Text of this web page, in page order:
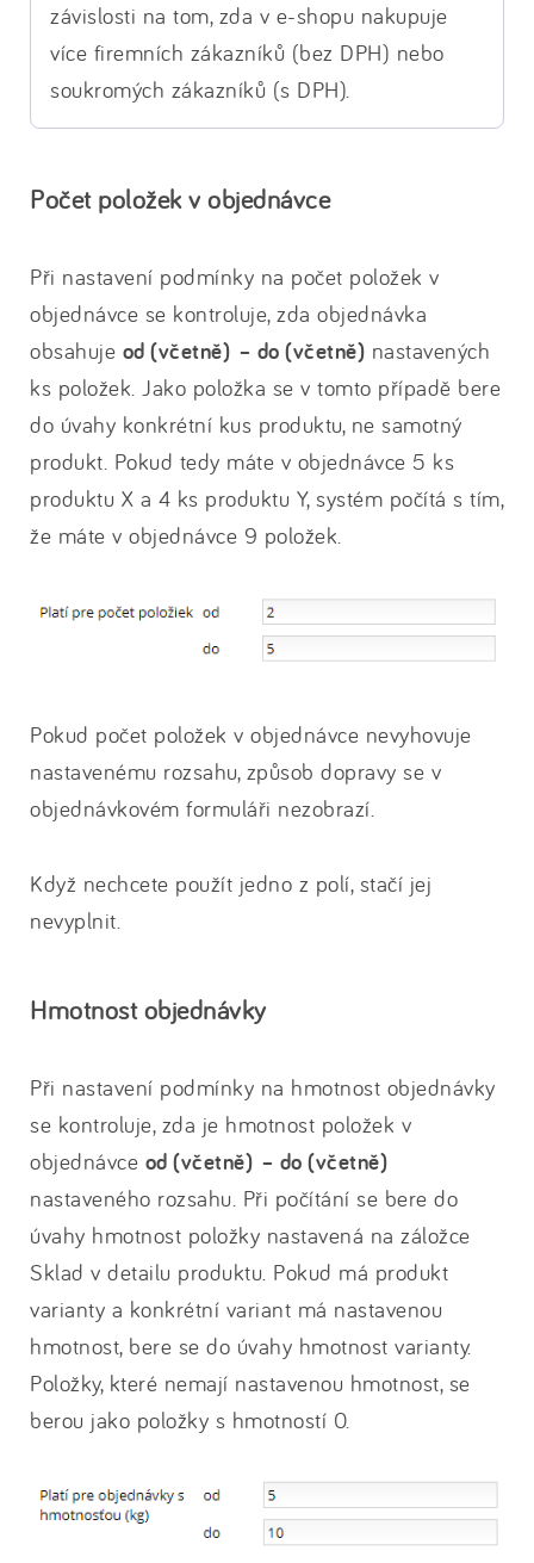
závislosti na tom, zda v e-shopu nakupuje
více firemních zákazníků (bez DPH) nebo
soukromých zákazníků (s DPH).
Počet položek v objednávce
Při nastavení podmínky na počet položek v
objednávce se kontroluje, zda objednávka
obsahuje od (včetně) – do (včetně) nastavených
ks položek. Jako položka se v tomto případě bere
do úvahy konkrétní kus produktu, ne samotný
produkt. Pokud tedy máte v objednávce 5 ks
produktu X a 4 ks produktu Y, systém počítá s tím,
že máte v objednávce 9 položek.
Pokud počet položek v objednávce nevyhovuje
nastavenému rozsahu, způsob dopravy se v
objednávkovém formuláři nezobrazí.
Když nechcete použít jedno z polí, stačí jej
nevyplnit.
Hmotnost objednávky
Při nastavení podmínky na hmotnost objednávky
se kontroluje, zda je hmotnost položek v
objednávce od (včetně) – do (včetně)
nastaveného rozsahu. Při počítání se bere do
úvahy hmotnost položky nastavená na záložce
Sklad v detailu produktu. Pokud má produkt
varianty a konkrétní variant má nastavenou
hmotnost, bere se do úvahy hmotnost varianty.
Položky, které nemají nastavenou hmotnost, se
berou jako položky s hmotností 0.